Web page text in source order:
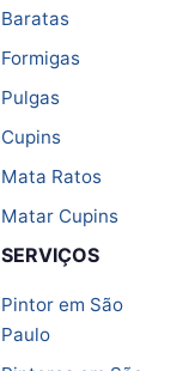
Baratas
Formigas
Pulgas
Cupins
Mata Ratos
Matar Cupins
SERVIÇOS
Pintor em São
Paulo